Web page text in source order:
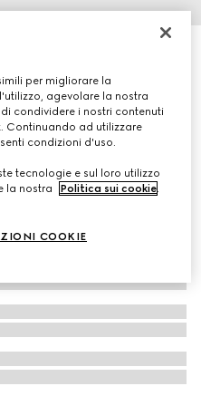
per migliorare la
agevolare la nostra
condividere i nostri contenuti
Continuando ad utilizzare
condizioni d'uso.
tecnologie e sul loro utilizzo
la nostra
Politica sui cookie.
COOKIE